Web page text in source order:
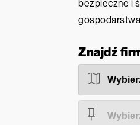
bezpieczne i
Znajdź